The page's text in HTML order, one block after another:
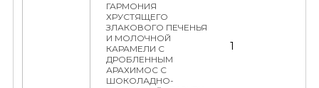
ГАРМОНИЯ
ХРУСТЯЩЕГО
ЗЛАКОВОГО ПЕЧЕНЬЯ
И МОЛОЧНОЙ
КАРАМЕЛИ С
ДРОБЛЕННЫМ
АРАХИМОС С
ШОКОЛАДНО-
1